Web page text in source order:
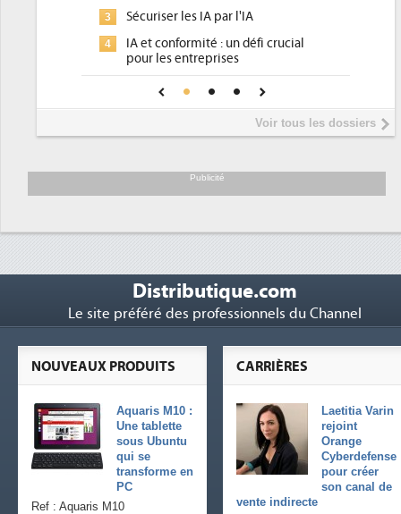
place pour répondre à...
Phocea DC dans les cordes pour la
DEE
Interview de Fabrice Coquio,
président de Digital Realty...
soutient les...
Voir tous les dossiers
Publicité
Distributique.com
Le site préféré des professionnels du Channel
CARRIÈRES
Laetitia Varin
rejoint
Orange
Cyberdefense
pour créer
son canal de
vente indirecte
NOUVEAUX PRODUITS
Aquaris M10 :
Une tablette
sous Ubuntu
qui se
transforme en
PC
Ref : Aquaris M10